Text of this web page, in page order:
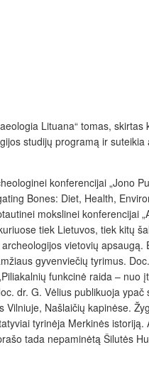
Lituana“ tomas,
studijų programą ir
konferencijai „Jono
Bones: Diet, Health,
mokslinei konferencijai
tiek Lietuvos, tiek kitų
vietovių
gyvenviečių tyrimus.
funkcinė raida – nuo
dr. G. Vėlius pub­likuoja
Našlaičių kapinėse.
tyrinėja Merkinės
tada nepaminėtą Šilutės